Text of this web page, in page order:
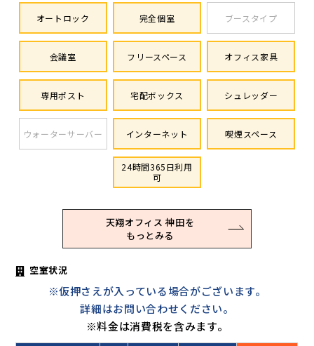
オートロック 完全個室 ブースタイプ
会議室 フリースペース オフィス家具
専用ポスト 宅配ボックス シュレッダー
ウォーターサーバー インターネット 喫煙スペース
24時間365日利用
可
天翔オフィス 神田を
もっとみる
空室状況
※仮押さえが入っている場合がございます。
詳細はお問い合わせください。
※料金は消費税を含みます。